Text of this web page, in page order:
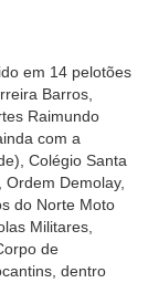
em 14 pelotões
Barros,
Raimundo
com a
Colégio Santa
Demolay,
do Norte Moto
Militares,
de
dentro